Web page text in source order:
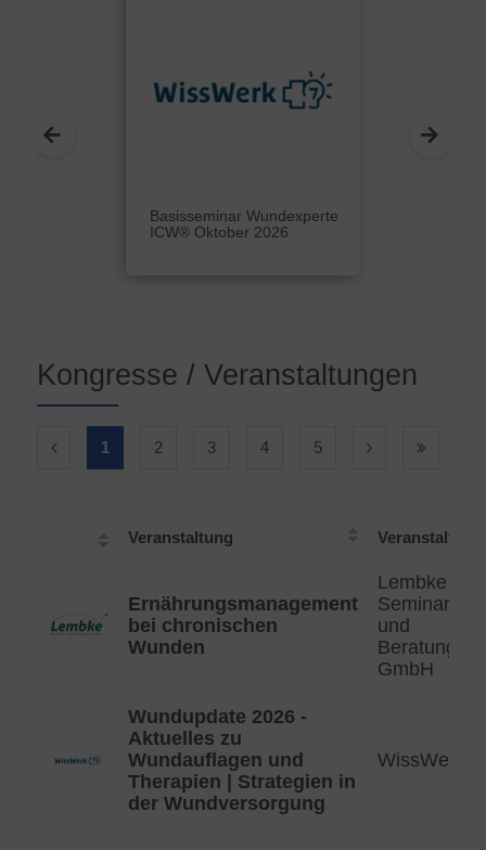
Basisseminar Wundexperte
ICW® Oktober 2026
Kongresse / Veranstaltungen
1 2 3 4 5
Veranstaltung Veranstalter
Ernährungsmanagement
bei chronischen
Wunden
Lembke
Seminare
und
Beratungen
GmbH
Wundupdate 2026 -
Aktuelles zu
Wundauflagen und
Therapien | Strategien in
der Wundversorgung
WissWerk